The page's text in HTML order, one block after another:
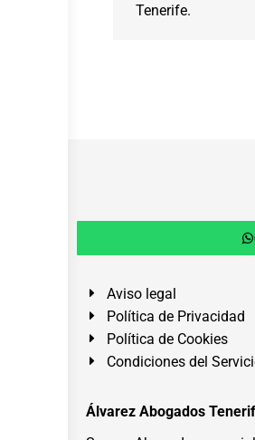
Tenerife.
Aviso legal
Política de Privacidad
Política de Cookies
Condiciones del
Álvarez Abogados